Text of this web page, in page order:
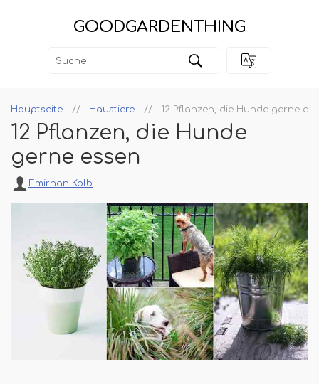
GOODGARDENTHING
Hauptseite Haustiere 12 Pflanzen, die Hunde gerne
12 Pflanzen, die Hunde
gerne essen
Emirhan Kolb